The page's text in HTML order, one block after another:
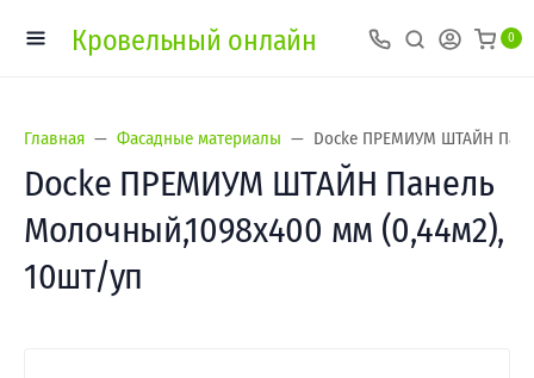
Кровельный онлайн 0
Главная Фасадные материалы Docke ПРЕМИУМ ШТАЙН
Docke ПРЕМИУМ ШТАЙН Панель
Молочный,1098х400 мм (0,44м2),
10шт/уп